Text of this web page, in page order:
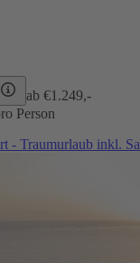
ab €1.249,-
Person
- Traumurlaub inkl.